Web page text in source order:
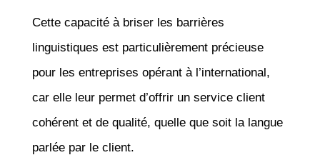
Cette capacité à briser les barrières
linguistiques est particulièrement précieuse
pour les entreprises opérant à l’international,
car elle leur permet d’offrir un service client
cohérent et de qualité, quelle que soit la langue
parlée par le client.